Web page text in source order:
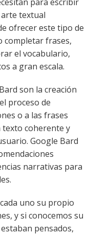
textual
ofrecer este tipo de
completar frases,
el vocabulario,
a gran escala.
son la creación
proceso de
o a las frases
texto coherente y
Google Bard
narrativas para
uno su propio
y si conocemos su
pensados,